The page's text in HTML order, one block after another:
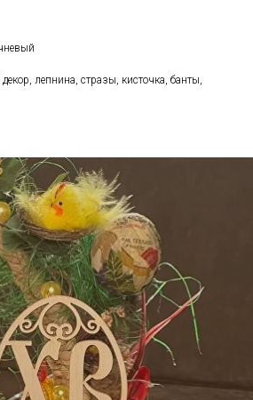
лепнина, стразы, кисточка, банты,